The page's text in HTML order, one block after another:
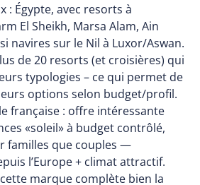
: Égypte, avec resorts à
El Sheikh, Marsa Alam, Ain
navires sur le Nil à Luxor/Aswan.
de 20 resorts (et croisières) qui
typologies – ce qui permet de
options selon budget/profil.
française : offre intéressante
«soleil» à budget contrôlé,
familles que couples —
l’Europe + climat attractif.
cette marque complète bien la